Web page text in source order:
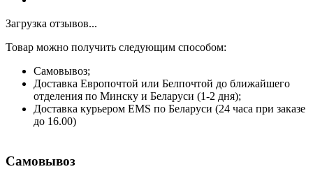
Загрузка отзывов...
Товар можно получить следующим способом:
Самовывоз;
Доставка Европочтой или Белпочтой до ближайшего
отделения по Минску и Беларуси (1-2 дня);
Доставка курьером EMS по Беларуси (24 часа при заказе
до 16.00)
Самовывоз